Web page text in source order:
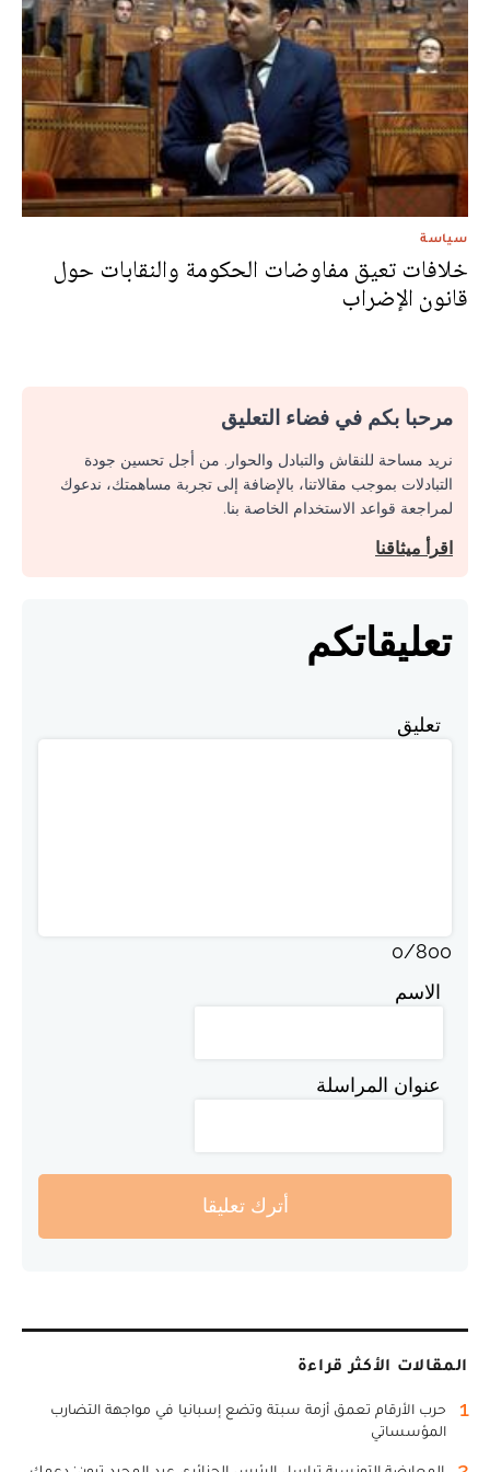
سياسة
خلافات تعيق مفاوضات الحكومة والنقابات حول
قانون الإضراب
مرحبا بكم في فضاء التعليق
نريد مساحة للنقاش والتبادل والحوار. من أجل تحسين جودة
التبادلات بموجب مقالاتنا، بالإضافة إلى تجربة مساهمتك، ندعوك
لمراجعة قواعد الاستخدام الخاصة بنا.
اقرأ ميثاقنا
تعليقاتكم
تعليق
0/800
الاسم
عنوان المراسلة
أترك تعليقا
المقالات الأكثر قراءة
1
حرب الأرقام تعمق أزمة سبتة وتضع إسبانيا في مواجهة التضارب
المؤسساتي